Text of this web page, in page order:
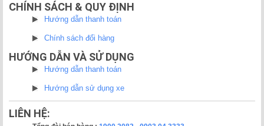
CHÍNH SÁCH & QUY ĐỊNH
Hướng dẫn thanh toán
Chính sách đổi hàng
HƯỚNG DẪN VÀ SỬ DỤNG
Hướng dẫn thanh toán
Hướng dẫn sử dụng xe
LIÊN HỆ: